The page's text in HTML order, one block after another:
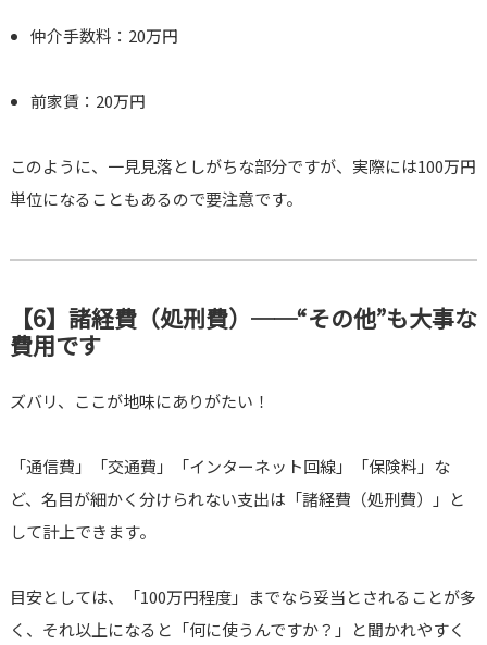
仲介手数料：20万円
前家賃：20万円
このように、一見見落としがちな部分ですが、実際には100万円
単位になることもあるので要注意です。
【6】諸経費（処刑費）──“その他”も大事な
費用です
ズバリ、ここが地味にありがたい！
「通信費」「交通費」「インターネット回線」「保険料」な
ど、名目が細かく分けられない支出は「諸経費（処刑費）」と
して計上できます。
目安としては、「100万円程度」までなら妥当とされることが多
く、それ以上になると「何に使うんですか？」と聞かれやすく